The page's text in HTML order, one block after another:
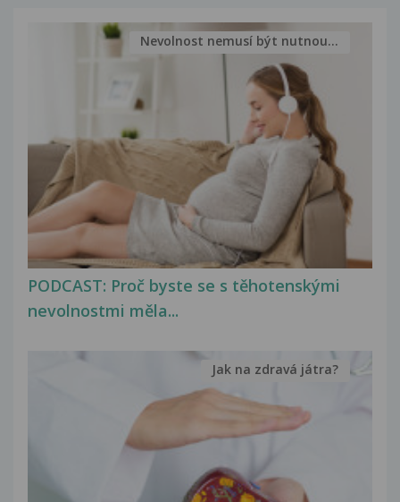
PODCAST: Proč byste se s těhotenskými
nevolnostmi měla...
Nevolnost nemusí být nutnou...
Jak na zdravá játra?